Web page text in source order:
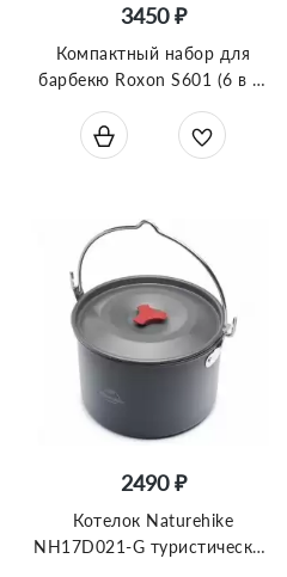
3450 ₽
Компактный набор для
барбекю Roxon S601 (6 в 1)
2490 ₽
Котелок Naturehike
NH17D021-G туристический